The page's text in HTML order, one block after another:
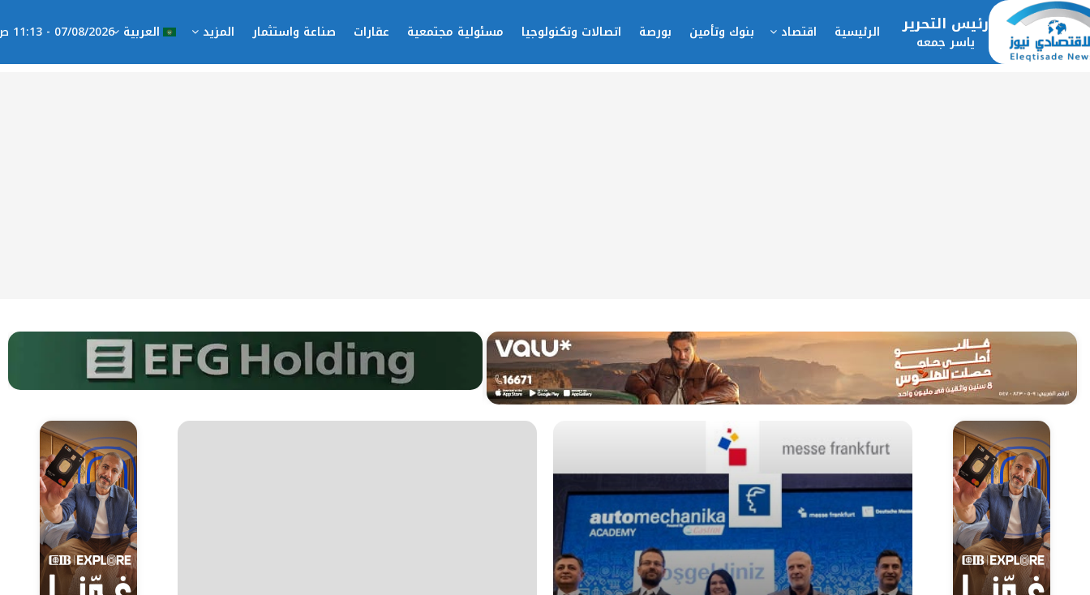
رئيس التحرير
ياسر جمعه الرئيسية اقتصاد بنوك وتأمين بورصة اتصالات وتكنولوجيا مسئولية مجتمعية عقارات صناعة واستثمار المزيد العربية 07/08/2026 - 11:13 ص